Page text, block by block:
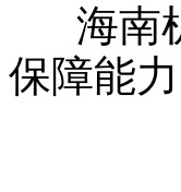
海南机
保障能